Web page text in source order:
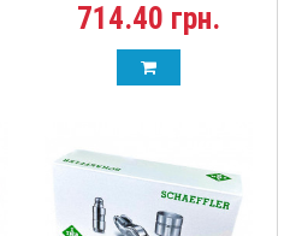
Acteco 477F-1000000 набор
Forza E5 A15
714.40 грн.